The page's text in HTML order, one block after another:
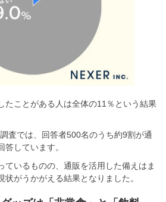
たことがある人は全体の11％という結果
査では、回答者500名のうち約9割が通
しています。
ているものの、通販を活用した備えはま
がうかがえる結果となりました。